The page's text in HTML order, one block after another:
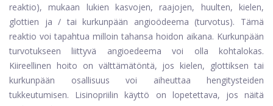
reaktio), mukaan lukien kasvojen, raajojen, huulten, kielen,
glottien ja / tai kurkunpään angioödeema (turvotus). Tämä
reaktio voi tapahtua milloin tahansa hoidon aikana. Kurkunpään
turvotukseen liittyvä angioedeema voi olla kohtalokas.
Kiireellinen hoito on välttämätöntä, jos kielen, glottiksen tai
kurkunpään osallisuus voi aiheuttaa hengitysteiden
tukkeutumisen. Lisinopriilin käyttö on lopetettava, jos näitä